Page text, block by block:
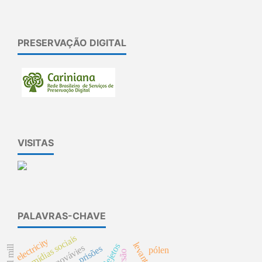
PRESERVAÇÃO DIGITAL
VISITAS
PALAVRAS-CHAVE
mídias sociais dejetos
electricity prisões pólen